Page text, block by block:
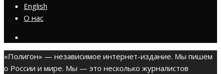
English
О нас
«Полигон» — независимое интернет-издание. Мы пишем
о России и мире. Мы — это несколько журналистов